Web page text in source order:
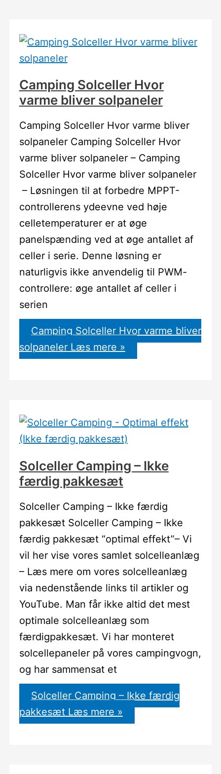
Camping Solceller Hvor
varme bliver solpaneler
Camping Solceller Hvor varme bliver
solpaneler Camping Solceller Hvor
varme bliver solpaneler – Camping
Solceller Hvor varme bliver solpaneler
– Løsningen til at forbedre MPPT-
controllerens ydeevne ved høje
celletemperaturer er at øge
panelspænding ved at øge antallet af
celler i serie. Denne løsning er
naturligvis ikke anvendelig til PWM-
controllere: øge antallet af celler i
serien
Camping Solceller Hvor varme bliver
solpanelerLæs mere »
Solceller Camping – Ikke
færdig pakkesæt
Solceller Camping – Ikke færdig
pakkesæt Solceller Camping – Ikke
færdig pakkesæt “optimal effekt”– Vi
vil her vise vores samlet solcelleanlæg
– Læs mere om vores solcelleanlæg
via nedenstående links til artikler og
YouTube. Man får ikke altid det mest
optimale solcelleanlæg som
færdigpakkesæt. Vi har monteret
solcellepaneler på vores campingvogn,
og har sammensat et
Solceller Camping – Ikke færdig
pakkesætLæs mere »